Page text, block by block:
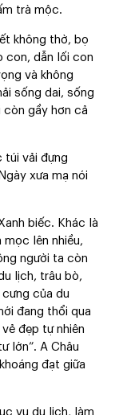
trà mộc.
không thờ, bọ
con, dẫn lối con
và không
sống dai, sống
gầy hơn cả
túi vải đựng
xưa mạ nói
biếc. Khác là
mọc lên nhiều,
người ta còn
lịch, trâu bò,
của du
đang thổi qua
đẹp tự nhiên
lớn”. A Châu
đạt giữa
vụ du lịch, làm